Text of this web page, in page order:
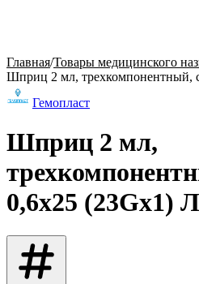
Главная/Товары медицинского
Шприц 2 мл, трехкомпонентный,
Гемопласт
Шприц 2 мл,
0,6х25 (23Gх1)